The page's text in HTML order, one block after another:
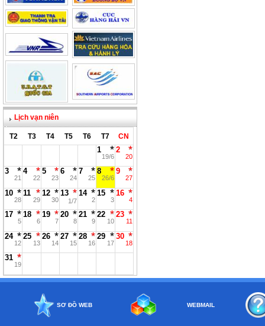
Lịch vạn niên
T2 T3 T4 T5 T6 T7 CN
1
19/6
2
20
3
21
4
22
5
23
6
24
7
25
8
26/6
9
27
10
28
11
29
12
30
13
1/7
14
2
15
3
16
4
17
5
18
6
19
7
20
8
21
9
22
10
23
11
24
12
25
13
26
14
27
15
28
16
29
17
30
18
31
19
SƠ ĐỒ WEB WEBMAIL